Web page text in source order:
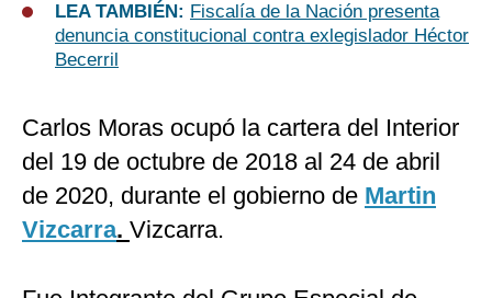
LEA TAMBIÉN: Fiscalía de la Nación presenta
denuncia constitucional contra exlegislador Héctor
Becerril
Carlos Moras ocupó la cartera del Interior
del 19 de octubre de 2018 al 24 de abril
de 2020, durante el gobierno de Martin
Vizcarra. Vizcarra.